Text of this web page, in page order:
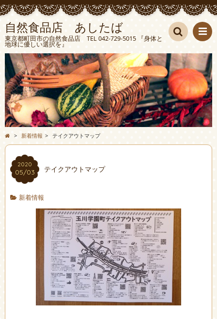
自然食品店 あしたば
東京都町田市の自然食品店 TEL 042-729-5015 『身体と
地球に優しい選択を』 検索
> 新着情報 > テイクアウトマップ
2020
05/03 テイクアウトマップ
新着情報